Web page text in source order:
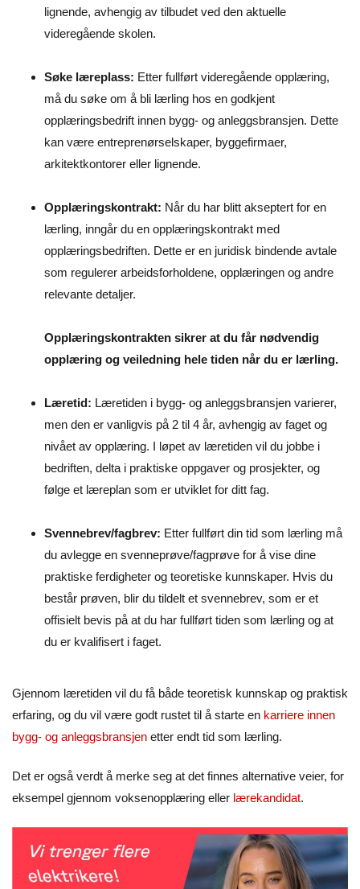
lignende, avhengig av tilbudet ved den aktuelle
videregående skolen.
Søke læreplass: Etter fullført videregående opplæring,
må du søke om å bli lærling hos en godkjent
opplæringsbedrift innen bygg- og anleggsbransjen. Dette
kan være entreprenørselskaper, byggefirmaer,
arkitektkontorer eller lignende.
Opplæringskontrakt: Når du har blitt akseptert for en
lærling, inngår du en opplæringskontrakt med
opplæringsbedriften. Dette er en juridisk bindende avtale
som regulerer arbeidsforholdene, opplæringen og andre
relevante detaljer.
Opplæringskontrakten sikrer at du får nødvendig
opplæring og veiledning hele tiden når du er lærling.
Læretid: Læretiden i bygg- og anleggsbransjen varierer,
men den er vanligvis på 2 til 4 år, avhengig av faget og
nivået av opplæring. I løpet av læretiden vil du jobbe i
bedriften, delta i praktiske oppgaver og prosjekter, og
følge et læreplan som er utviklet for ditt fag.
Svennebrev/fagbrev: Etter fullført din tid som lærling må
du avlegge en svenneprøve/fagprøve for å vise dine
praktiske ferdigheter og teoretiske kunnskaper. Hvis du
består prøven, blir du tildelt et svennebrev, som er et
offisielt bevis på at du har fullført tiden som lærling og at
du er kvalifisert i faget.
Gjennom læretiden vil du få både teoretisk kunnskap og praktisk
erfaring, og du vil være godt rustet til å starte en karriere innen
bygg- og anleggsbransjen etter endt tid som lærling.
Det er også verdt å merke seg at det finnes alternative veier, for
eksempel gjennom voksenopplæring eller lærekandidat.